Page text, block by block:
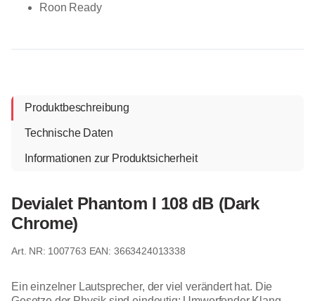
Roon Ready
Produktbeschreibung
Technische Daten
Informationen zur Produktsicherheit
Devialet Phantom I 108 dB (Dark
Chrome)
1007763 EAN: 3663424013338
Ein einzelner Lautsprecher, der viel verändert hat. Die